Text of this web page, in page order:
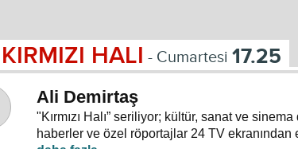
KIRMIZI HALI - Cumartesi 17.25
Ali Demirtaş
"Kırmızı Halı” seriliyor; kültür, sanat ve
haberler ve özel röportajlar 24 TV